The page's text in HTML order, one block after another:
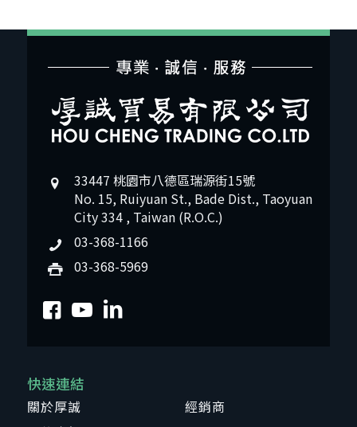
33447 桃園市八德區瑞源街15號
No. 15, Ruiyuan St., Bade Dist., Taoyuan
City 334 , Taiwan (R.O.C.)
03-368-1166
03-368-5969
快速連結
關於厚誠
經銷商